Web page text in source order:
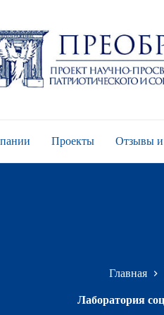
Проекты Отзывы и
Главная
Лаборатория